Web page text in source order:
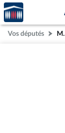
Aller au contenu
Aller en bas de la
Accèder
à la
page
d'accueil
Vos députés